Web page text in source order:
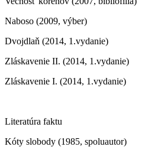
Naboso (2009, výber)
Dvojdlaň (2014, 1.vydanie)
Zláskavenie II. (2014, 1.vydanie)
Zláskavenie I. (2014, 1.vydanie)
Literatúra faktu
Kóty slobody (1985, spoluautor)